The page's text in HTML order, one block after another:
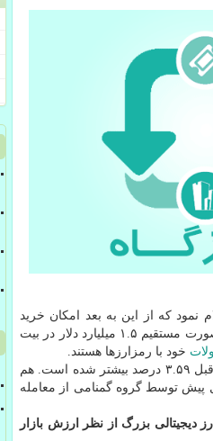
نمود که از این به بعد امکان خرید
خودرو های ساخت این شرکت با استفاده از بیت کوین وجود خواهد داشت. پیش از این هم شرکت تسلا به صورت مستقیم ۱.۵ میلیارد دلار در بیت
خود با رمزارزها هستند.
مجموع ارزش بازار جهانی رمزارزها هم اکنون ۱۷۶۰ میلیارد دلار برآورد می شود که این رقم نسبت به روز قبل ۳.۵۹ درصد بیشتر شده است. هم
کل بازار رمزارزها در اختیار بیت کوین و ۱۲ درصد در اختیار اتریوم است. بیت کوین ۱۲ سال پیش توسط گروه گمنامی از معامله
به روزرسانی قیمت ارزهای دیجیتال (تا ساعت ۱۳ ظهر به وقت شرقی)؛ این رده حاوی تغییرات قیمتی ۱۰ ارز دیجیتالی بزرگ از نظر ارزش بازار